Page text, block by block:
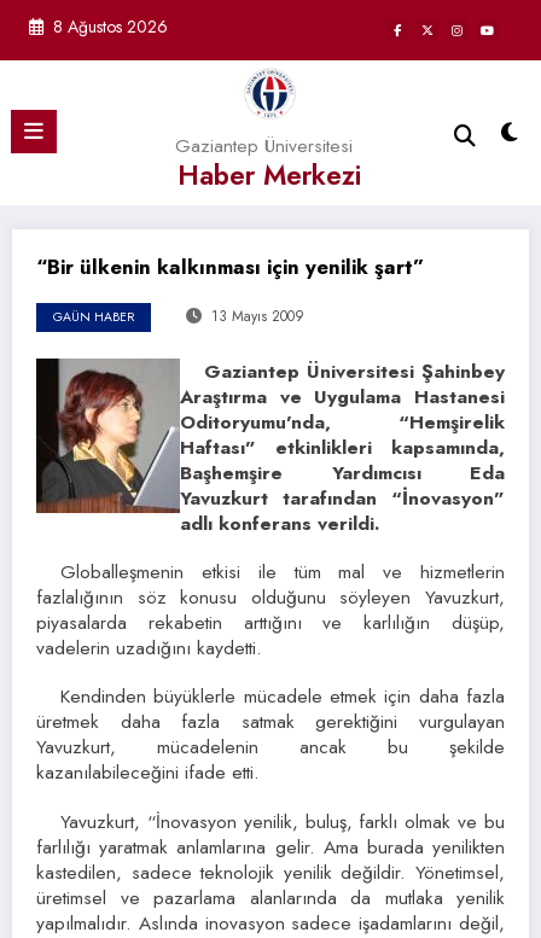
8 Ağustos 2026
Gaziantep Üniversitesi
Haber Merkezi
“Bir ülkenin kalkınması için yenilik şart”
GAÜN HABER 13 Mayıs 2009
Gaziantep Üniversitesi Şahinbey
Araştırma ve Uygulama Hastanesi
Oditoryumu’nda, “Hemşirelik
Haftası” etkinlikleri kapsamında,
Başhemşire Yardımcısı Eda
Yavuzkurt tarafından “İnovasyon”
adlı konferans verildi.
Globalleşmenin etkisi ile tüm mal ve hizmetlerin
fazlalığının söz konusu olduğunu söyleyen Yavuzkurt,
piyasalarda rekabetin arttığını ve karlılığın düşüp,
vadelerin uzadığını kaydetti.
Kendinden büyüklerle mücadele etmek için daha fazla
üretmek daha fazla satmak gerektiğini vurgulayan
Yavuzkurt, mücadelenin ancak bu şekilde
kazanılabileceğini ifade etti.
Yavuzkurt, “İnovasyon yenilik, buluş, farklı olmak ve bu
farlılığı yaratmak anlamlarına gelir. Ama burada yenilikten
kastedilen, sadece teknolojik yenilik değildir. Yönetimsel,
üretimsel ve pazarlama alanlarında da mutlaka yenilik
yapılmalıdır. Aslında inovasyon sadece işadamlarını değil,